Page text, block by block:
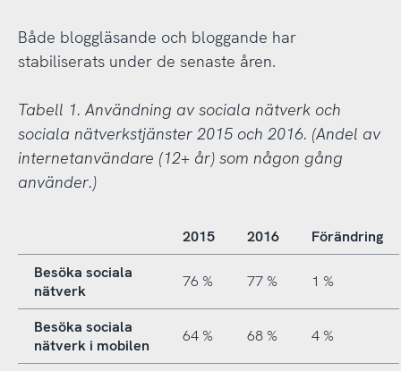
Både bloggläsande och bloggande har
stabiliserats under de senaste åren.
Tabell 1. Användning av sociala nätverk och
sociala nätverkstjänster 2015 och 2016. (Andel av
internetanvändare (12+ år) som någon gång
använder.)
2015 2016
Förändring
Besöka sociala
nätverk
76 % 77 % 1 %
Besöka sociala
nätverk i mobilen
64 % 68 % 4 %